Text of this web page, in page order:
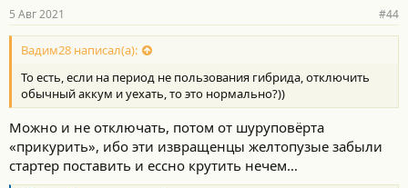
н
о
с
и
:
5 Авг 2021 #44
Вадим28 написал(а):
То есть, если на период не пользования гибрида, отключить
обычный аккум и уехать, то это нормально?))
Можно и не отключать, потом от шуруповёрта
«прикурить», ибо эти извращенцы желтопузые забыли
стартер поставить и ессно крутить нечем…